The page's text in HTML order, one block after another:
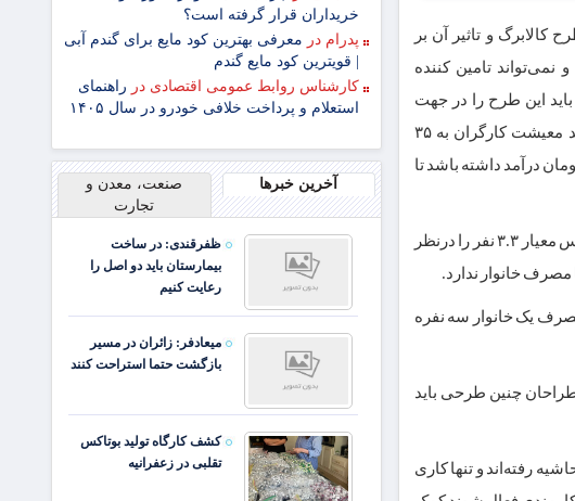
کالابرگ و تاثیر آن بر
تامین کننده
این طرح را در جهت
تقویت قدرت معیشت مردم طراحی می‌کردند. همین حالا هزینه ماهانه سبد معیشت کارگران به ۳۵
یک خانوار کارگری بر اساس معیار ۳.۳ نفر بچرخد باید ماهی ۳۰ میلیون تا ۳۵ میلیون تومان درآمد داشته باشد تا
وی افزود: در بند دوم ماده ۴۱ قانون کار بر تامین هزینه سبد معیشت خانوار تاکید شده است. اگر هزینه سبد معیشت کارگر بر اساس معیار ۳.۳ نفر را درنظر
یک خانوار سه نفره
را خریداری کنند منطقی نیست و طراحان چنین طرحی باید
رفته‌اند و تنها کاری
خریداران قرار گرفته است؟
پدرام در معرفی بهترین کود مایع برای گندم آبی
| قویترین کود مایع گندم
کارشناس روابط عمومی اقتصادی در راهنمای
استعلام و پرداخت خلافی خودرو در سال ۱۴۰۵
آخرین خبرها
صنعت، معدن و
تجارت
ظفرقندی: در ساخت
بیمارستان باید دو اصل را
رعایت کنیم
میعادفر: زائران در مسیر
بازگشت حتما استراحت کنند
کشف کارگاه تولید بوتاکس
تقلبی در زعفرانیه